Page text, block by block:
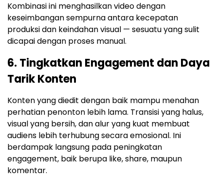
Kombinasi ini menghasilkan video dengan
keseimbangan sempurna antara kecepatan
produksi dan keindahan visual — sesuatu yang sulit
dicapai dengan proses manual.
6. Tingkatkan Engagement dan Daya
Tarik Konten
Konten yang diedit dengan baik mampu menahan
perhatian penonton lebih lama. Transisi yang halus,
visual yang bersih, dan alur yang kuat membuat
audiens lebih terhubung secara emosional. Ini
berdampak langsung pada peningkatan
engagement, baik berupa like, share, maupun
komentar.